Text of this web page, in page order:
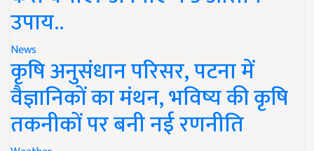
उपाय..
News
कृषि अनुसंधान परिसर, पटना में
वैज्ञानिकों का मंथन, भविष्य की कृषि
तकनीकों पर बनी नई रणनीति